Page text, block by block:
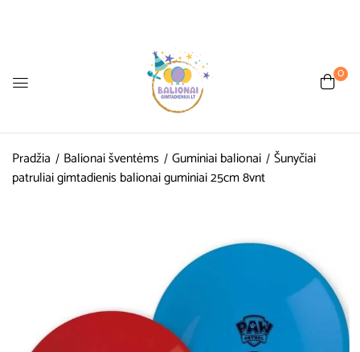
0
Pradžia Balionai šventėms Guminiai balionai Šunyčiai
patruliai gimtadienis balionai guminiai 25cm 8vnt